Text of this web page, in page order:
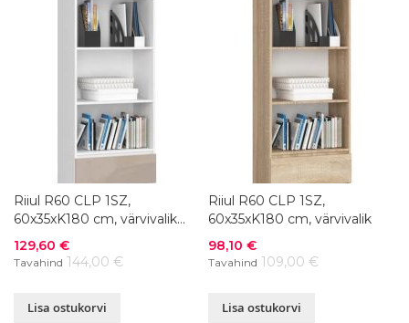
Riiul R60 CLP 1SZ,
60x35xK180 cm, värvivalik
läikega
Soodushind
129,60 €
Tavahind 144,00 €
Lisa ostukorvi
Riiul R60 CLP 1SZ,
60x35xK180 cm, värvivalik
Soodushind
98,10 €
Tavahind 109,00 €
Lisa ostukorvi